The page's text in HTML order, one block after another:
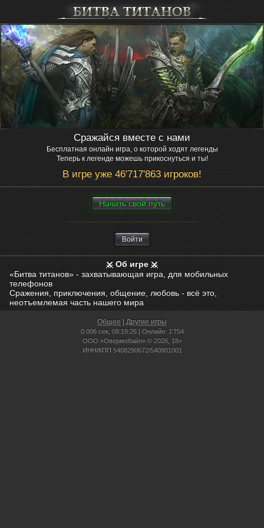
Сражайся вместе с нами
Бесплатная онлайн игра, о которой ходят легенды
Теперь к легенде можешь прикоснуться и ты!
В игре уже 46'717'863 игроков!
Нaчaть свой путь
Войти
Об игре
«Битва титанов» - захватывающая игра, для мобильных
телефонов
Сражения, приключения, общение, любовь - всё это,
неотъемлемая часть нашего мира
Общее Другие игры
0.006 сек, 08:19:26 | Онлайн: 1'754
ООО «Овермобайл» © 2026, 18+
ИНН/КПП 5408290672/540801001